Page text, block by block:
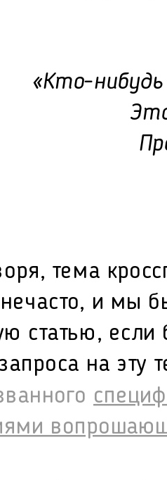
«Кто-
тема
и мы
статью,
на эту